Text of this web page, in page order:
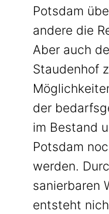
Potsdam
andere die
Aber auch
Staudenhof
der
im Bestand
Potsdam
werden.
sanierbaren
entsteht